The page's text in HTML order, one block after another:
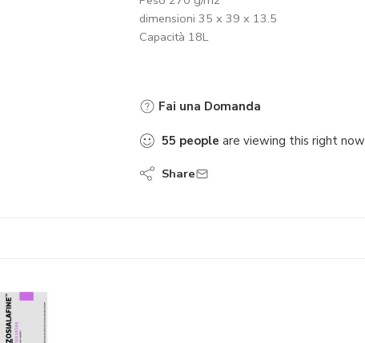
dimensioni 35 x 39 x 13.5
Capacità 18L
Fai una Domanda
55 people are viewing this right now
Share